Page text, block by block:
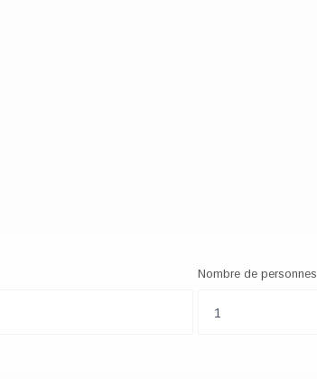
Nombre de personnes